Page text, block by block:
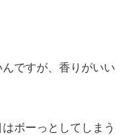
ですが、香りがいい
ボーっとしてしまう